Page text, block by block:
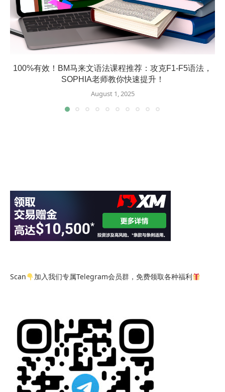
100%有效！BM马来文语法课程推荐：攻克F1-F5语法，
SOPHIA老师教你快速提升！
August 1, 2025
Scan 加入我们专属Telegram会员群，免费领取各种福利